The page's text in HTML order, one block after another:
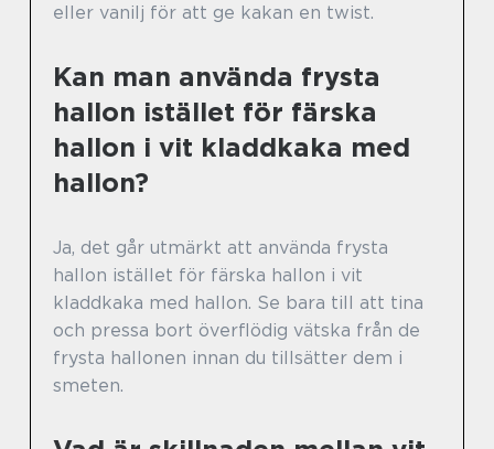
eller vanilj för att ge kakan en twist.
Kan man använda frysta
hallon istället för färska
hallon i vit kladdkaka med
hallon?
Ja, det går utmärkt att använda frysta
hallon istället för färska hallon i vit
kladdkaka med hallon. Se bara till att tina
och pressa bort överflödig vätska från de
frysta hallonen innan du tillsätter dem i
smeten.